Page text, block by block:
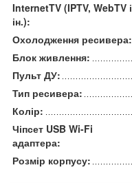
InternetTV (IPTV, WebTV і
ін.):
Охолодження ресивера:
Блок живлення:
Пульт ДУ:
Тип ресивера:
Колір:
Чіпсет USB Wi-Fi
адаптера:
Розмір корпусу: